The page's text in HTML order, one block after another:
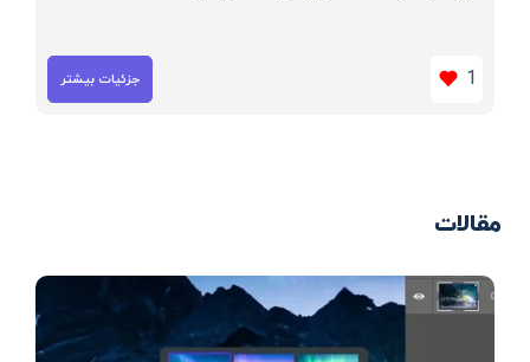
1 جزئیات بیشتر
مقالات